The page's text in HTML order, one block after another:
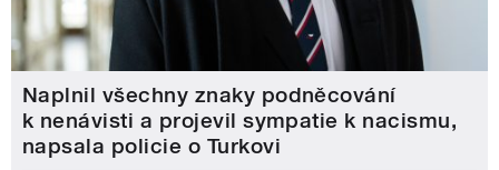
Naplnil všechny znaky podněcování
k nenávisti a projevil sympatie k nacismu,
napsala policie o Turkovi